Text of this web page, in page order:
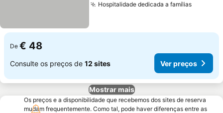
Hospitalidade dedicada a famílias
De € 48
Consulte os preços de 12 sites Ver preços
Mostrar mais
Os preços e a disponibilidade que recebemos dos sites de reserva
mudam frequentemente. Como tal, pode haver diferenças entre as